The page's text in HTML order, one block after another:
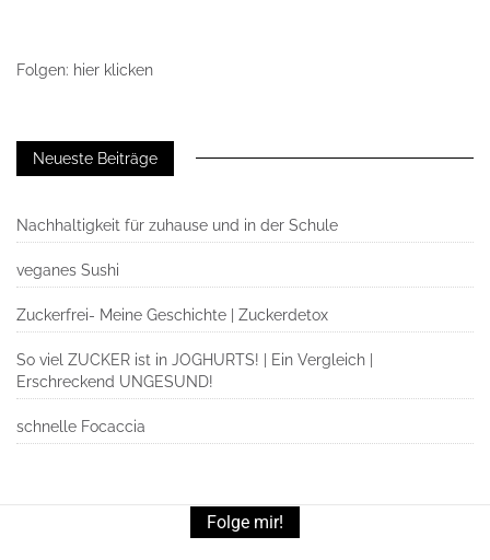
Folgen: hier klicken
Neueste Beiträge
Nachhaltigkeit für zuhause und in der Schule
veganes Sushi
Zuckerfrei- Meine Geschichte | Zuckerdetox
So viel ZUCKER ist in JOGHURTS! | Ein Vergleich |
Erschreckend UNGESUND!
schnelle Focaccia
Folge mir!